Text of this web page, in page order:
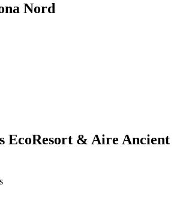
Nord
EcoResort & Aire Ancient